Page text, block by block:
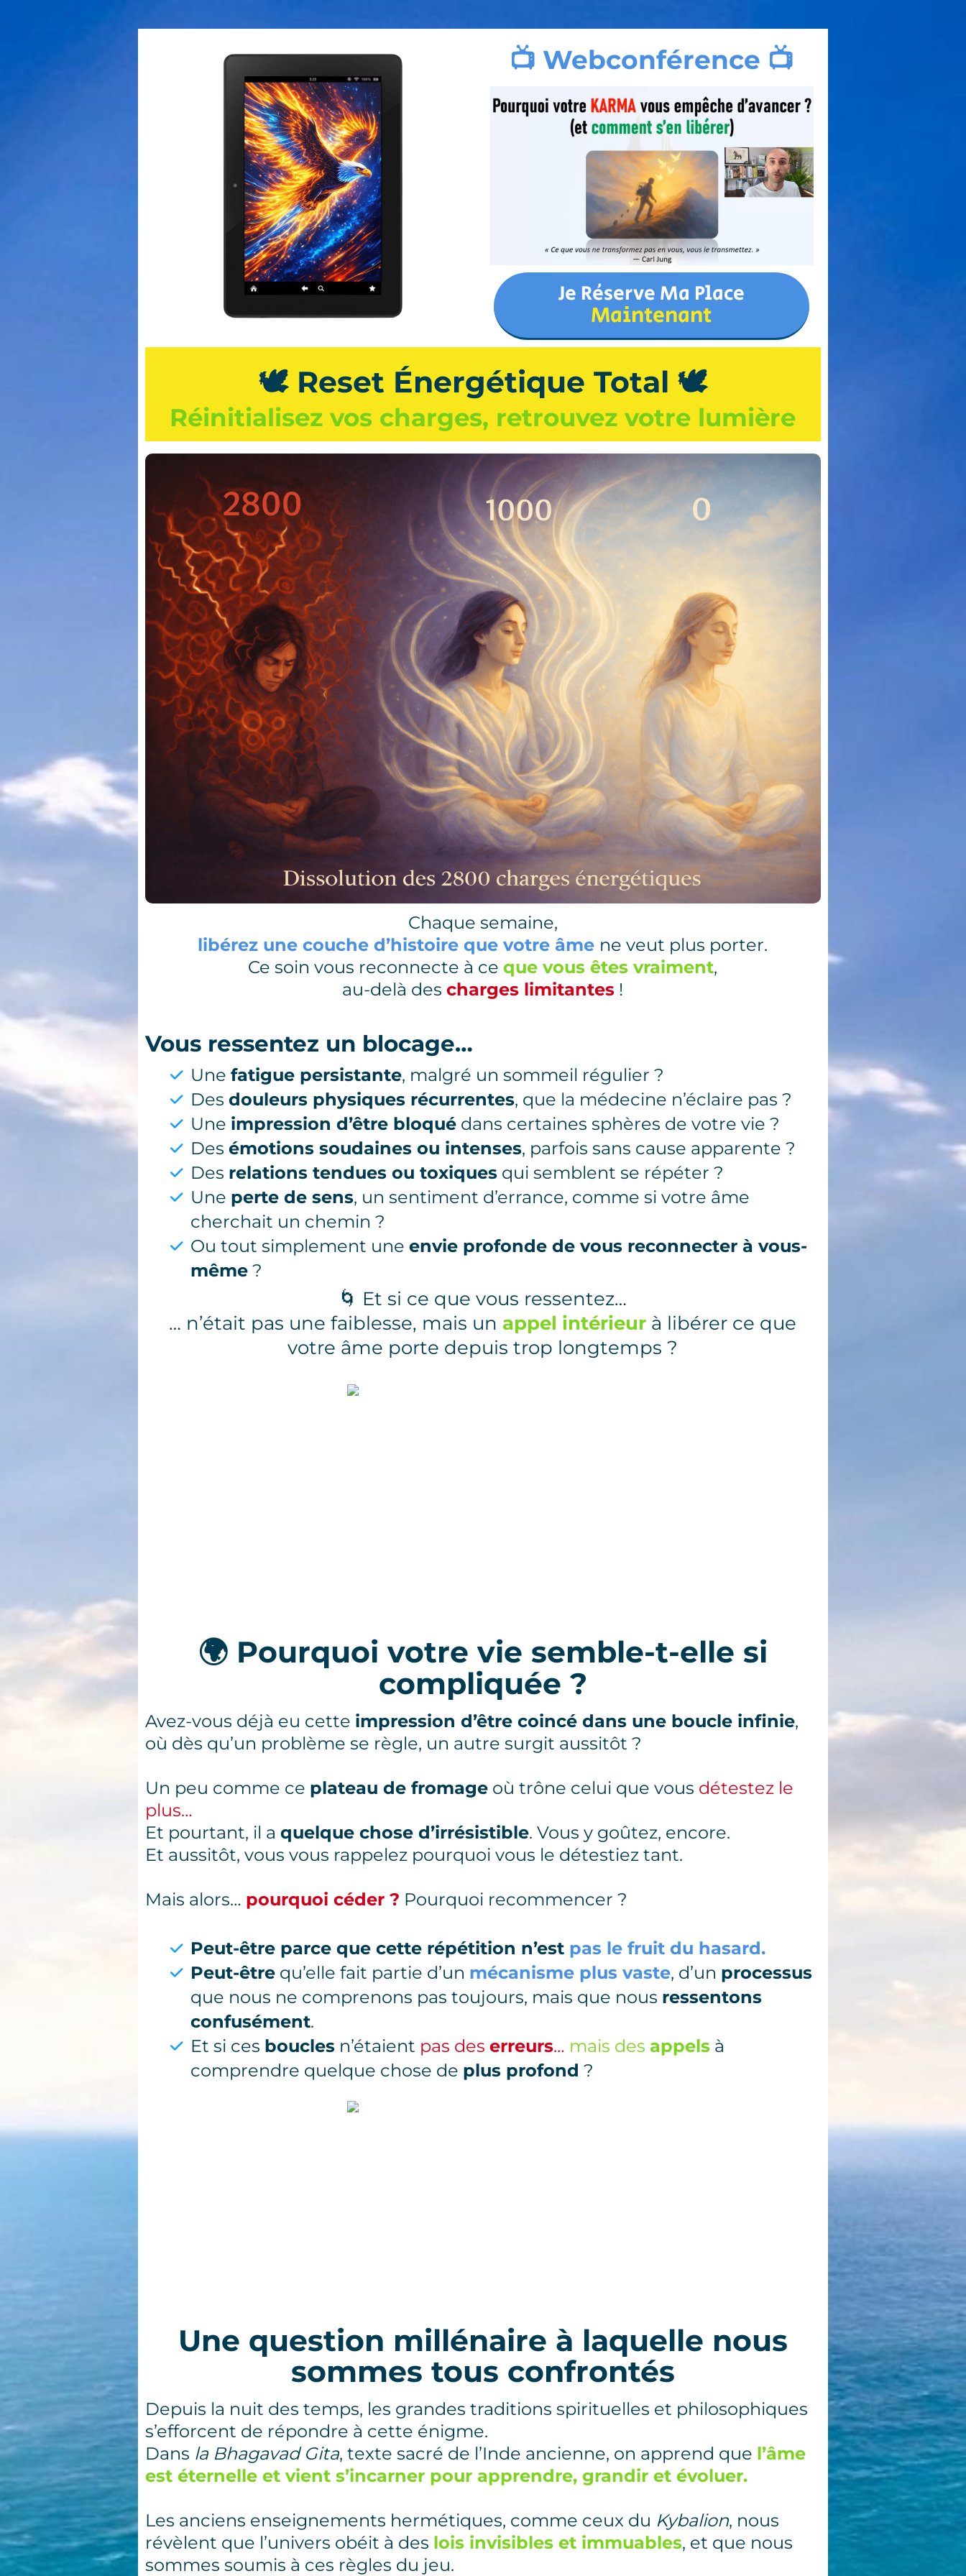
📺 Webconférence 📺
Je Réserve Ma Place
Maintenant
🕊 Reset Énergétique Total 🕊
Réinitialisez vos charges, retrouvez votre lumière
Chaque semaine,
libérez une couche d’histoire que votre âme ne veut plus porter.
Ce soin vous reconnecte à ceque vous êtes vraiment,
au-delà descharges limitantes !
Vous ressentez un blocage…
Une fatigue persistante, malgré un sommeil régulier ?
Des douleurs physiques récurrentes, que la médecine n’éclaire pas ?
Une impression d’être bloqué dans certaines sphères de votre vie ?
Des émotions soudaines ou intenses, parfois sans cause apparente ?
Des relations tendues ou toxiques qui semblent se répéter ?
Une perte de sens, un sentiment d’errance, comme si votre âme
cherchait un chemin ?
Ou tout simplement une envie profonde de vous reconnecter à vous-
même ?
🌀 Et si ce que vous ressentez…
… n’était pas une faiblesse, mais un appel intérieur à libérer ce que
votre âme porte depuis trop longtemps ?
🌍 Pourquoi votre vie semble-t-elle si
compliquée ?
Avez-vous déjà eu cette impression d’être coincé dans une boucle infinie,
où dès qu’un problème se règle, un autre surgit aussitôt ?
Un peu comme ce plateau de fromage où trône celui que vous détestez le
plus…
Et pourtant, il a quelque chose d’irrésistible. Vous y goûtez, encore.
Et aussitôt, vous vous rappelez pourquoi vous le détestiez tant.
Mais alors… pourquoi céder ? Pourquoi recommencer ?
Peut-être parce que cette répétition n’est pas le fruit du hasard.
Peut-être qu’elle fait partie d’un mécanisme plus vaste, d’un processus
que nous ne comprenons pas toujours, mais que nous ressentons
confusément.
Et si ces boucles n’étaient pas des erreurs… mais des appels à
comprendre quelque chose de plus profond ?
Une question millénaire à laquelle nous
sommes tous confrontés
Depuis la nuit des temps, les grandes traditions spirituelles et philosophiques
s’efforcent de répondre à cette énigme.
Dans la Bhagavad Gita, texte sacré de l’Inde ancienne, on apprend que l’âme
est éternelle et vient s’incarner pour apprendre, grandir et évoluer.
Les anciens enseignements hermétiques, comme ceux du Kybalion, nous
révèlent que l’univers obéit à des lois invisibles et immuables, et que nous
sommes soumis à ces règles du jeu.